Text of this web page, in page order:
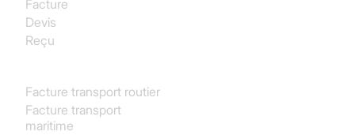
Facture
Devis
Reçu
Facture transport routier
Facture transport
maritime